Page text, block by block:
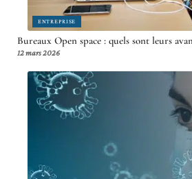
ENTREPRISE
Bureaux Open space : quels sont leurs
12 mars 2026